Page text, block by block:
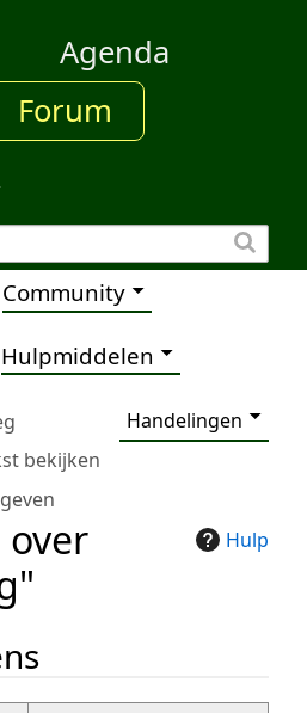
Agenda
Forum
Community
Hulpmiddelen
Handelingen
bekijken
Hulp